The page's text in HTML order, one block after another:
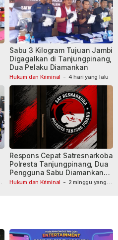
Hukum dan Kriminal - 4 hari yang lalu
Sabu 3 Kilogram Tujuan Jambi
Digagalkan di Tanjungpinang,
Dua Pelaku Diamankan
Hukum dan Kriminal - 2 minggu yang
Respons Cepat Satresnarkoba
Polresta Tanjungpinang, Dua
Pengguna Sabu Diamankan
Usai Dilaporkan ke Call Center